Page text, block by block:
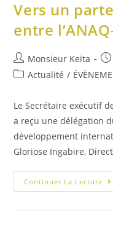
Vers un
entre
Monsieur Keita
Actualité /
Le Secrétaire exécutif
a reçu une délégation
développement
Gloriose Ingabire,
Continuer La Lecture